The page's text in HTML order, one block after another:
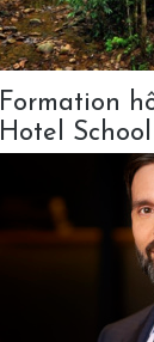
Formation
Hotel